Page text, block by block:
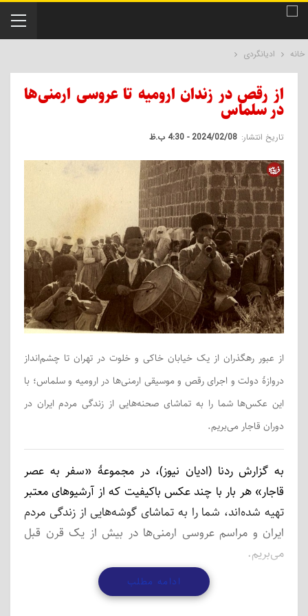
خانه ادیانگردی
از رقص در زندان ارومیه تا عروسی ارمنی‌ها
در سلماس
تاریخ انتشار: 2024/02/08 - 4:30 ب.ظ
از عبور رهگذران از یک خیابان خاکی و خلوت در تهران تا چشم‌انداز
دروازۀ دولت و اجرای رقص و موسیقی ارمنی‌ها در ارومیه و سلماس؛ با
این عکس‌ها شما را به تماشای صحنه‌هایی از زندگی مردم ایران در
دوران قاجار می‌بریم.
به گزارش ردنا (ادیان نیوز)، در مجموعۀ «سفر به عصر
قاجار» هر بار با چند عکس باکیفیت که از آرشیوهای معتبر
تهیه شده‌اند، شما را به تماشای گوشه‌هایی از زندگی مردم
ایران و مراسم عروسی ارمنی‌ها در بیش از یک قرن قبل
می‌بریم.
این عکس‌ها را می‌توان بارها و بارها تماشا کرد و هر بار
چیزهای تازه‌ای در آن‌ها دید؛ از جزییات لباس‌ها و چهره‌ها
ادامه مطلب